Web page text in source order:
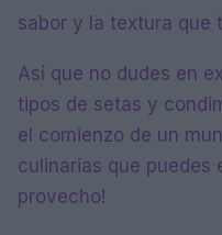
sabor y la textura que
Así que no dudes en
tipos de setas y
el comienzo de un
culinarias que puedes
provecho!